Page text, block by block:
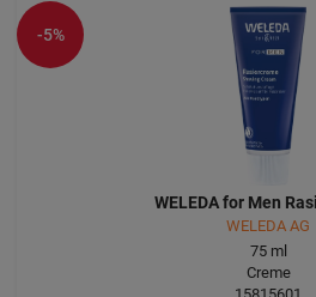
WELEDA for Men
WELEDA AG
75ml
Creme
-5%